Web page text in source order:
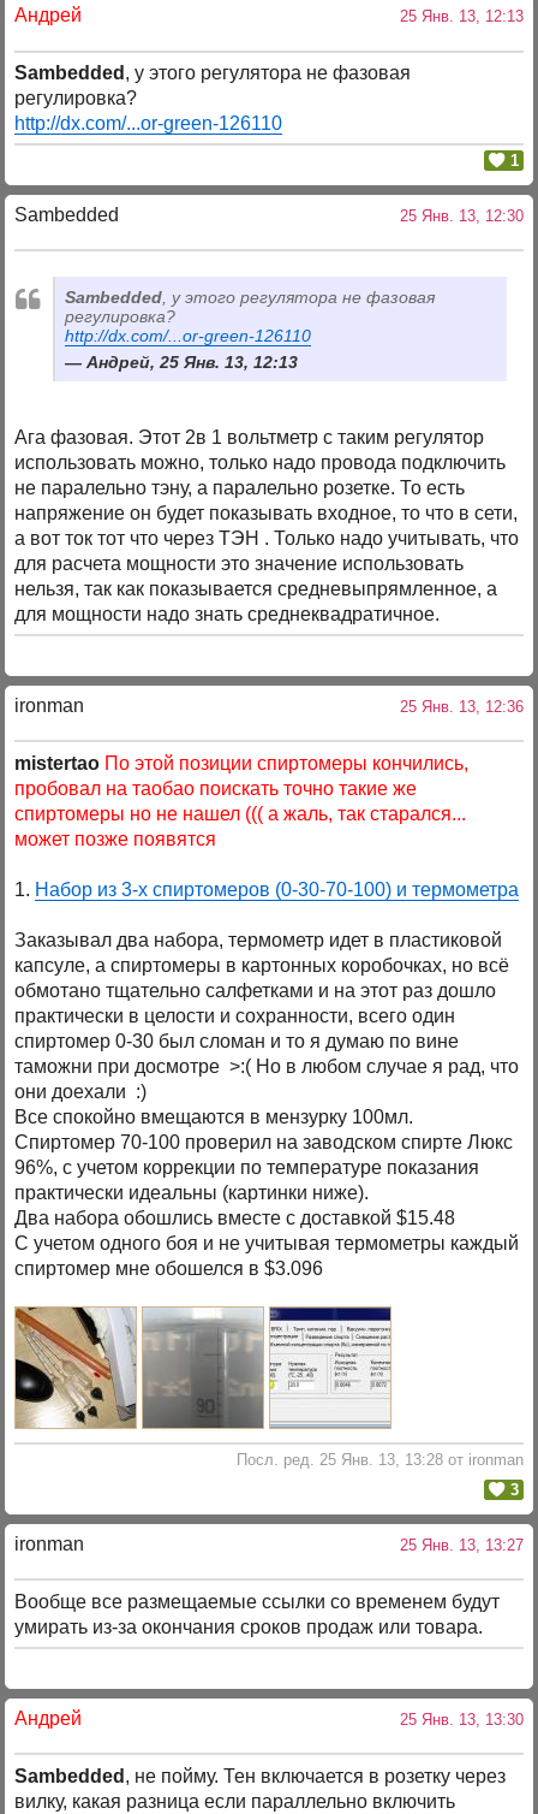
Андрей 25 Янв. 13, 12:13
Sambedded , у этого регулятора не фазовая
регулировка?
http://dx.com/...or-green-126110
1
Sambedded 25 Янв. 13, 12:30
Sambedded , у этого регулятора не фазовая
регулировка?
http://dx.com/...or-green-126110
Андрей, 25 Янв. 13, 12:13
Ага фазовая. Этот 2в 1 вольтметр с таким регулятор
использовать можно, только надо провода подключить
не паралельно тэну, а паралельно розетке. То есть
напряжение он будет показывать входное, то что в сети,
а вот ток тот что через ТЭН . Только надо учитывать, что
для расчета мощности это значение использовать
нельзя, так как показывается средневыпрямленное, а
для мощности надо знать среднеквадратичное.
ironman 25 Янв. 13, 12:36
mistertao По этой позиции спиртомеры кончились,
пробовал на таобао поискать точно такие же
спиртомеры но не нашел ((( а жаль, так старался...
может позже появятся
1. Набор из 3-х спиртомеров (0-30-70-100) и термометра
Заказывал два набора, термометр идет в пластиковой
капсуле, а спиртомеры в картонных коробочках, но всё
обмотано тщательно салфетками и на этот раз дошло
практически в целости и сохранности, всего один
спиртомер 0-30 был сломан и то я думаю по вине
таможни при досмотре >:( Но в любом случае я рад, что
они доехали :)
Все спокойно вмещаются в мензурку 100мл.
Спиртомер 70-100 проверил на заводском спирте Люкс
96%, с учетом коррекции по температуре показания
практически идеальны (картинки ниже).
Два набора обошлись вместе с доставкой $15.48
С учетом одного боя и не учитывая термометры каждый
спиртомер мне обошелся в $3.096
Посл. ред. 25 Янв. 13, 13:28 от ironman
3
ironman 25 Янв. 13, 13:27
Вообще все размещаемые ссылки со временем будут
умирать из-за окончания сроков продаж или товара.
Андрей 25 Янв. 13, 13:30
Sambedded , не пойму. Тен включается в розетку через
вилку, какая разница если параллельно включить